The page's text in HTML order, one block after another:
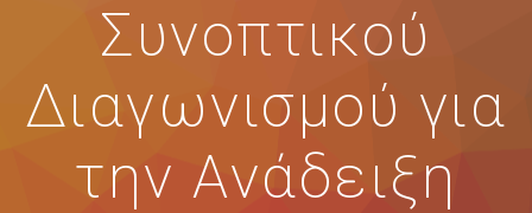
Συνοπτικού
Διαγωνισμού για
την Ανάδειξη